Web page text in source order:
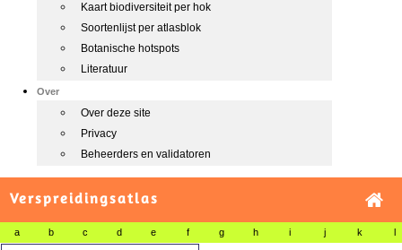
Kaart biodiversiteit per hok
Soortenlijst per atlasblok
Botanische hotspots
Literatuur
Over
Over deze site
Privacy
Beheerders en validatoren
Verspreidingsatlas
a b c d e f g h i j k l